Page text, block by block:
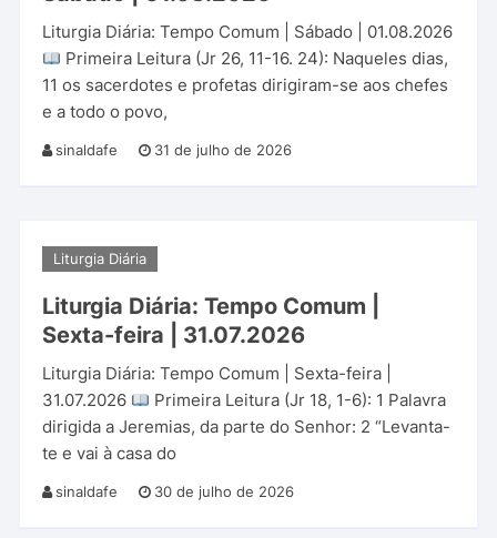
Liturgia Diária: Tempo Comum | Sábado | 01.08.2026
Primeira Leitura (Jr 26, 11-16. 24): Naqueles dias,
11 os sacerdotes e profetas dirigiram-se aos chefes
e a todo o povo,
sinaldafe 31 de julho de 2026
Liturgia Diária
Liturgia Diária: Tempo Comum |
Sexta-feira | 31.07.2026
Liturgia Diária: Tempo Comum | Sexta-feira |
31.07.2026
Primeira Leitura (Jr 18, 1-6): 1 Palavra
dirigida a Jeremias, da parte do Senhor: 2 “Levanta-
te e vai à casa do
sinaldafe 30 de julho de 2026